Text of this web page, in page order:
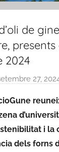
de
2024
27,
i
dels forns